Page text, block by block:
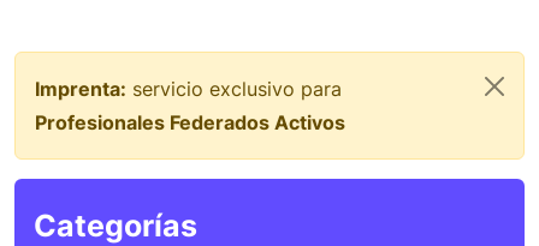
Imprenta: servicio exclusivo para
Profesionales Federados Activos
Categorías